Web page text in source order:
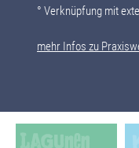
° Verknüpfung mit
mehr Infos zu